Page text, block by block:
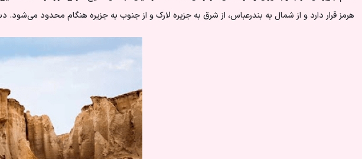
هرمز قرار دارد و از شمال به بندرعباس، از شرق به جزیره لارک و از جنوب به جزیره هنگام محدود